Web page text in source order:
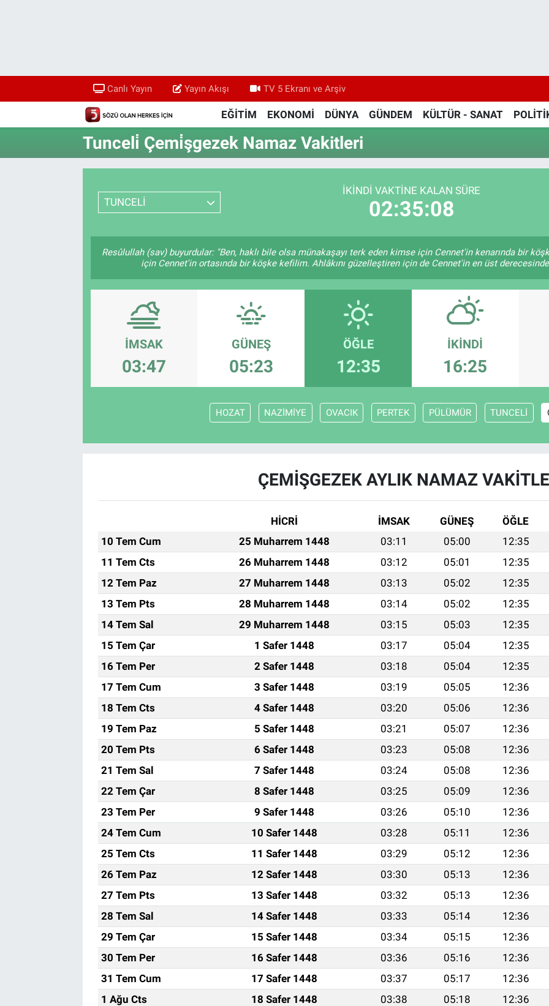
Canlı Yayın Yayın Akışı TV 5 Ekranı ve Arşiv
EĞİTİM EKONOMİ DÜNYA GÜNDEM KÜLTÜR - SANAT
Tunceli̇ Çemi̇şgezek Namaz Vakitleri
TUNCELİ
İKINDI VAKTİNE KALAN SÜRE
02:35:08
Resûlullah (sav) buyurdular: "Ben, haklı bile olsa münakaşayı terk eden kimse için Cennet'in kenarında bir
için Cennet'in ortasında bir köşke kefilim. Ahlâkını güzelleştiren için de Cennet'in en üst
İMSAK
03:47
GÜNEŞ
05:23
ÖĞLE
12:35
İKINDI
16:25
HOZAT NAZİMİYE OVACIK PERTEK PÜLÜMÜR TUNCELİ
ÇEMİŞGEZEK AYLIK NAMAZ
HİCRİ İMSAK GÜNEŞ ÖĞLE
10 Tem Cum
25 Muharrem 1448 03:11 05:00 12:35
11 Tem Cts
26 Muharrem 1448 03:12 05:01 12:35
12 Tem Paz
27 Muharrem 1448 03:13 05:02 12:35
13 Tem Pts
28 Muharrem 1448 03:14 05:02 12:35
14 Tem Sal
29 Muharrem 1448 03:15 05:03 12:35
15 Tem Çar
1 Safer 1448 03:17 05:04 12:35
16 Tem Per
2 Safer 1448 03:18 05:04 12:35
17 Tem Cum
3 Safer 1448 03:19 05:05 12:36
18 Tem Cts
4 Safer 1448 03:20 05:06 12:36
19 Tem Paz
5 Safer 1448 03:21 05:07 12:36
20 Tem Pts
6 Safer 1448 03:23 05:08 12:36
21 Tem Sal
7 Safer 1448 03:24 05:08 12:36
22 Tem Çar
8 Safer 1448 03:25 05:09 12:36
23 Tem Per
9 Safer 1448 03:26 05:10 12:36
24 Tem Cum
10 Safer 1448 03:28 05:11 12:36
25 Tem Cts
11 Safer 1448 03:29 05:12 12:36
26 Tem Paz
12 Safer 1448 03:30 05:13 12:36
27 Tem Pts
13 Safer 1448 03:32 05:13 12:36
28 Tem Sal
14 Safer 1448 03:33 05:14 12:36
29 Tem Çar
15 Safer 1448 03:34 05:15 12:36
30 Tem Per
16 Safer 1448 03:36 05:16 12:36
31 Tem Cum
17 Safer 1448 03:37 05:17 12:36
1 Ağu Cts
18 Safer 1448 03:38 05:18 12:36
Yayın Akışı
TV 5 Ekranı ve Arşiv